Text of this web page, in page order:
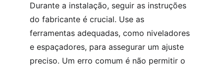
Durante a instalação, seguir as instruções
do fabricante é crucial. Use as
ferramentas adequadas, como niveladores
e espaçadores, para assegurar um ajuste
preciso. Um erro comum é não permitir o